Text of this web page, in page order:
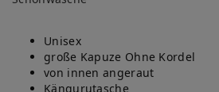
Unisex
große Kapuze Ohne Kordel
von innen angeraut
Kängurutasche